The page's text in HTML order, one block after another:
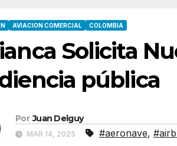
AVIACION COMERCIAL COLOMBIA
Solicita
pública
Por Juan Delguy
MAR 14, 2025 #aeronave,